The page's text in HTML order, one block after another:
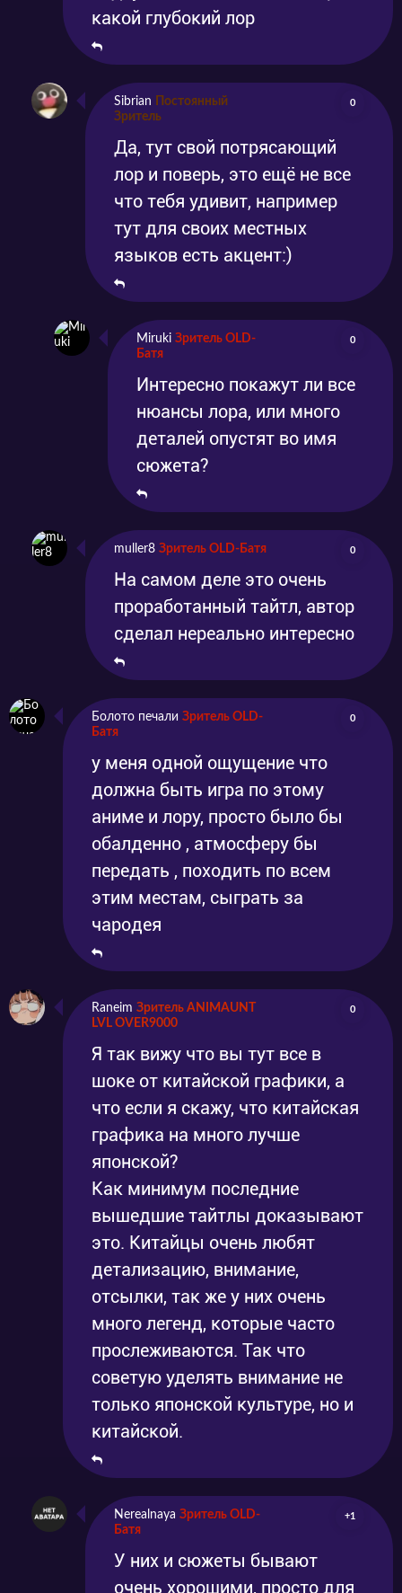
какой глубокий лор
Sibrian
Постоянный
Зритель
0
Да, тут свой потрясающий
лор и поверь, это ещё не все
что тебя удивит, например
тут для своих местных
языков есть акцент:)
Miruki Зритель OLD-
Батя
0
Интересно покажут ли все
нюансы лора, или много
деталей опустят во имя
сюжета?
muller8 Зритель OLD-Батя 0
На самом деле это очень
проработанный тайтл, автор
сделал нереально интересно
Болото печали Зритель OLD-
Батя
0
у меня одной ощущение что
должна быть игра по этому
аниме и лору, просто было бы
обалденно , атмосферу бы
передать , походить по всем
этим местам, сыграть за
чародея
Raneim Зритель ANIMAUNT
LVL OVER9000
0
Я так вижу что вы тут все в
шоке от китайской графики, а
что если я скажу, что китайская
графика на много лучше
японской?
Как минимум последние
вышедшие тайтлы доказывают
это. Китайцы очень любят
детализацию, внимание,
отсылки, так же у них очень
много легенд, которые часто
прослеживаются. Так что
советую уделять внимание не
только японской культуре, но и
китайской.
Nerealnaya Зритель OLD-
Батя
+1
У них и сюжеты бывают
очень хорошими, просто для